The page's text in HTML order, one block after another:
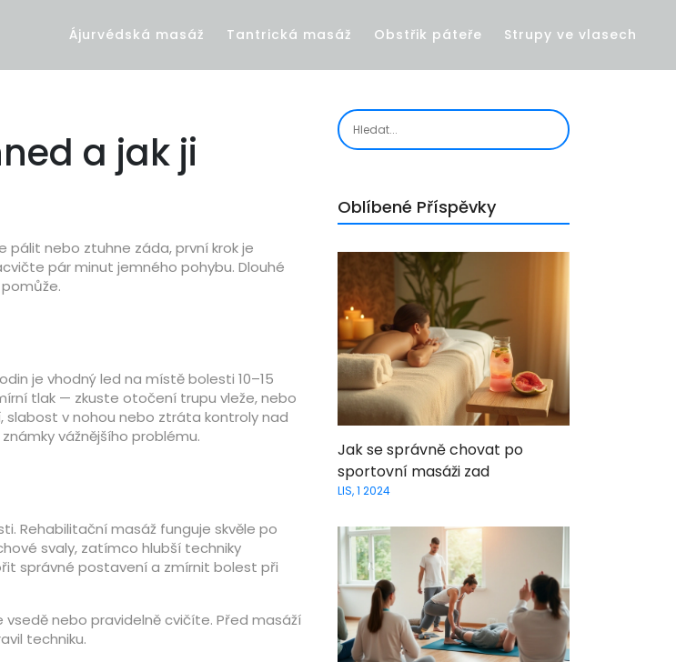
Ájurvédská masáž Tantrická masáž Obstřik páteře Strupy ve vlasech
a jak ji
pálit nebo ztuhne záda, první krok je
pár minut jemného pohybu. Dlouhé
je vhodný led na místě bolesti 10–15
tlak — zkuste otočení trupu vleže, nebo
slabost v nohou nebo ztráta kontroly nad
vážnějšího problému.
Rehabilitační masáž funguje skvěle po
svaly, zatímco hlubší techniky
správné postavení a zmírnit bolest při
nebo pravidelně cvičíte. Před masáží
techniku.
Oblíbené Příspěvky
Jak se správně chovat po
sportovní masáži zad
LIS, 1 2024